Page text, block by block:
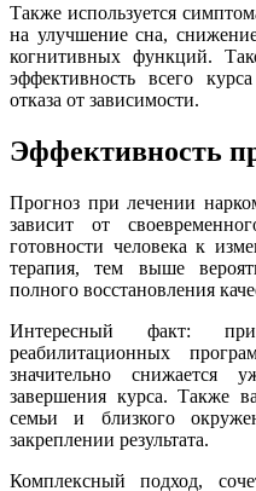
Также используется
на улучшение сна,
когнитивных функций.
эффективность всего
отказа от зависимости.
Эффективность
Прогноз при лечении
зависит от
готовности человека к
терапия, тем выше
полного восстановления
Интересный факт:
реабилитационных
значительно
завершения курса. Также
семьи и близкого
закреплении результата.
Комплексный подход,